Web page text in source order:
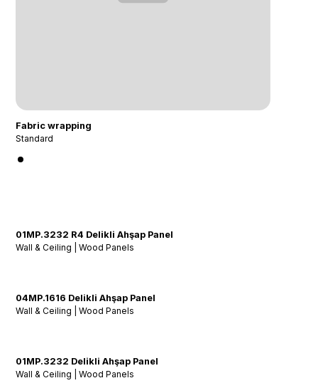
Fabric wrapping
Standard
01MP.3232 R4 Delikli Ahşap Panel
Wall & Ceiling | Wood Panels
04MP.1616 Delikli Ahşap Panel
Wall & Ceiling | Wood Panels
01MP.3232 Delikli Ahşap Panel
Wall & Ceiling | Wood Panels